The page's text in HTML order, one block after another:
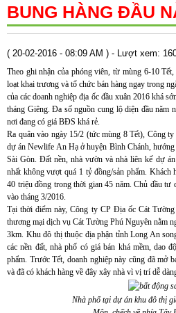
BUNG HÀNG ĐẦU
( 20-02-2016 - 08:09 AM ) - Lượt xem:
Theo ghi nhận của phóng viên, từ mùng 6-10
loạt khai trương và tổ chức bán hàng ngay trong
của các doanh nghiệp địa ốc đầu xuân 2016 khá
tháng Giêng. Đa số nguồn cung lộ diện đầu năm
nơi đang có giá BĐS khá rẻ.
Ra quân vào ngày 15/2 (tức mùng 8 Tết), Công
dự án Newlife An Hạ ở huyện Bình Chánh,
Sài Gòn. Đất nền, nhà vườn và nhà liên kế dự
nhất không vượt quá 1 tỷ đồng/sản phẩm.
40 triệu đồng trong thời gian 45 năm. Chủ đầu tư
vào tháng 3/2016.
Tại thời điểm này, Công ty CP Địa ốc Cát
thương mại dịch vụ Cát Tường Phú Nguyên nằm
3km. Khu đô thị thuộc địa phận tỉnh Long An
các nền đất, nhà phố có giá bán khá mềm, dao
phẩm. Trước Tết, doanh nghiệp này cũng đã mở
và đã có khách hàng về đây xây nhà vì vị trí dễ
Nhà phố tại dự án khu đô thị